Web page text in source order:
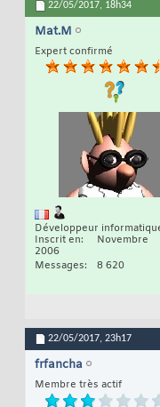
22/05/2017, 18h34
Mat.M
Expert confirmé
Développeur
Inscrit en
Novembre
2006
Messages
8 620
22/05/2017, 23h17
frfancha
Membre très actif